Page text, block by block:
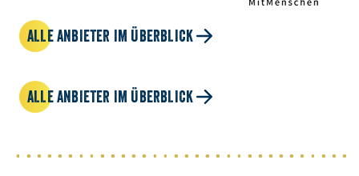
ALLE ANBIETER IM ÜBERBLICK
ALLE ANBIETER IM ÜBERBLICK